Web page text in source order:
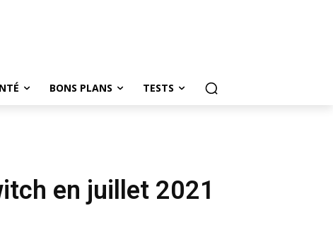
BONS PLANS TESTS
en juillet 2021